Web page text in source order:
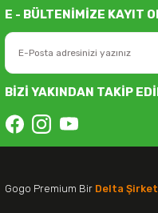
E - BÜLTENİMİZE KAYIT
BİZİ YAKINDAN TAKİP
Gogo Premium Bir Delta